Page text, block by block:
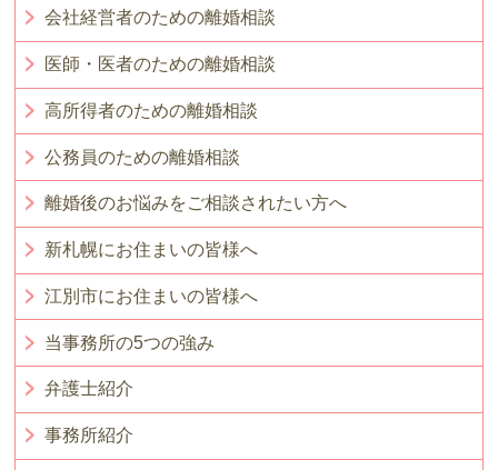
会社経営者のための離婚相談
医師・医者のための離婚相談
高所得者のための離婚相談
公務員のための離婚相談
離婚後のお悩みをご相談されたい方へ
新札幌にお住まいの皆様へ
江別市にお住まいの皆様へ
当事務所の5つの強み
弁護士紹介
事務所紹介